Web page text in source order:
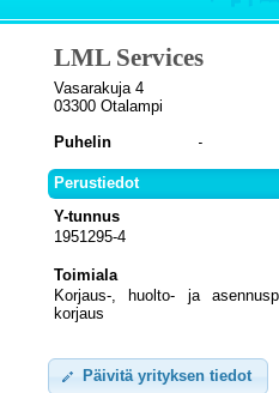
LML Services
Vasarakuja 4
03300 Otalampi
Puhelin
Perustiedot
Y-tunnus
1951295-4
Toimiala
Korjaus-, huolto- ja
korjaus
Päivitä yrityksen tiedot